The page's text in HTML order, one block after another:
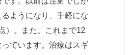
ようになり、手軽にな
）。また、これまで12
ています。治療はスギ